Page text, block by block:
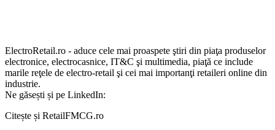
ElectroRetail.ro - aduce cele mai proaspete ştiri din piaţa produselor
electronice, electrocasnice, IT&C şi multimedia, piaţă ce include
marile reţele de electro-retail şi cei mai importanţi retaileri online din
industrie.
Ne găsești și pe LinkedIn:
Citește și RetailFMCG.ro